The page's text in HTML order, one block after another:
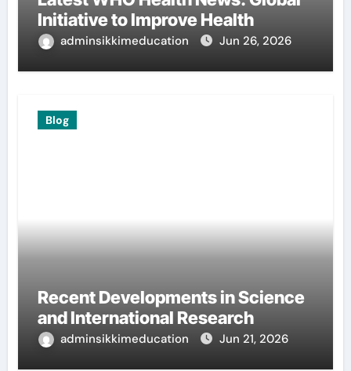
Initiative to Improve Health
adminsikkimeducation Jun 26, 2026
Blog
Recent Developments in Science
and International Research
adminsikkimeducation Jun 21, 2026